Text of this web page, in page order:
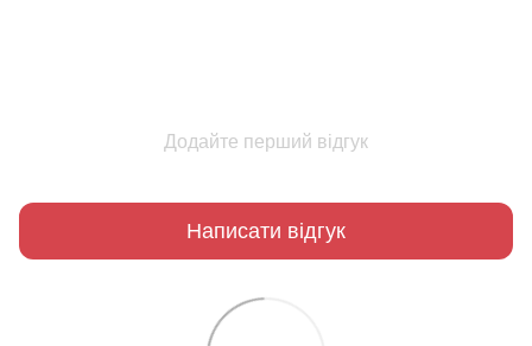
Додайте перший відгук
Написати відгук